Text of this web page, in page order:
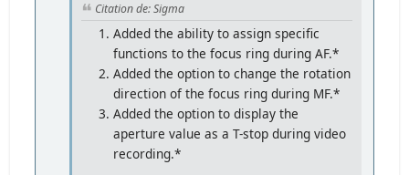
Citation de: Sigma
Added the ability to assign specific
functions to the focus ring during AF.*
Added the option to change the rotation
direction of the focus ring during MF.*
Added the option to display the
aperture value as a T-stop during video
recording.*